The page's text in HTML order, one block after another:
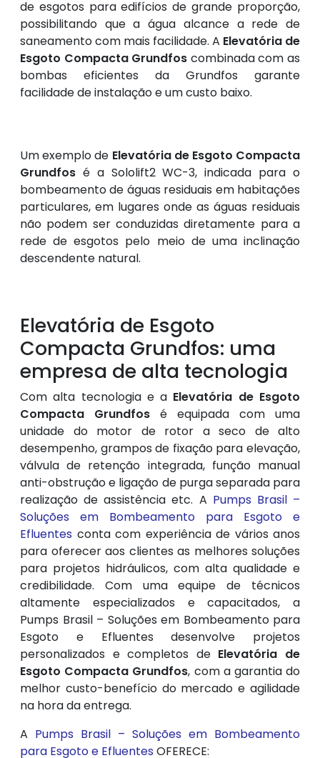
de esgotos para edifícios de grande proporção,
possibilitando que a água alcance a rede de
saneamento com mais facilidade. A Elevatória de
Esgoto Compacta Grundfos combinada com as
bombas eficientes da Grundfos garante
facilidade de instalação e um custo baixo.
Um exemplo de Elevatória de Esgoto Compacta
Grundfos é a Sololift2 WC-3, indicada para o
bombeamento de águas residuais em habitações
particulares, em lugares onde as águas residuais
não podem ser conduzidas diretamente para a
rede de esgotos pelo meio de uma inclinação
descendente natural.
Elevatória de Esgoto
Compacta Grundfos: uma
empresa de alta tecnologia
Com alta tecnologia e a Elevatória de Esgoto
Compacta Grundfos é equipada com uma
unidade do motor de rotor a seco de alto
desempenho, grampos de fixação para elevação,
válvula de retenção integrada, função manual
anti-obstrução e ligação de purga separada para
realização de assistência etc. A Pumps Brasil –
Soluções em Bombeamento para Esgoto e
Efluentes conta com experiência de vários anos
para oferecer aos clientes as melhores soluções
para projetos hidráulicos, com alta qualidade e
credibilidade. Com uma equipe de técnicos
altamente especializados e capacitados, a
Pumps Brasil – Soluções em Bombeamento para
Esgoto e Efluentes desenvolve projetos
personalizados e completos de Elevatória de
Esgoto Compacta Grundfos, com a garantia do
melhor custo-benefício do mercado e agilidade
na hora da entrega.
A Pumps Brasil – Soluções em Bombeamento
para Esgoto e Efluentes OFERECE: